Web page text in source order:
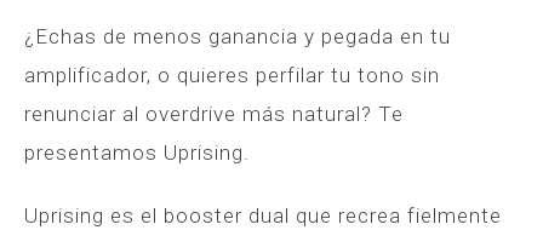
¿Echas de menos ganancia y pegada en tu
amplificador, o quieres perfilar tu tono sin
renunciar al overdrive más natural? Te
presentamos Uprising.
Uprising es el booster dual que recrea fielmente